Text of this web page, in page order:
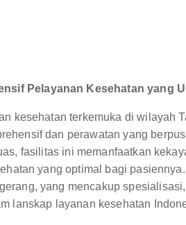
Pelayanan Kesehatan yang
kesehatan terkemuka di wilayah
dan perawatan yang
fasilitas ini memanfaatkan
yang optimal bagi
yang mencakup
lanskap layanan kesehatan